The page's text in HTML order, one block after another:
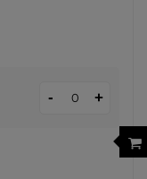
- +